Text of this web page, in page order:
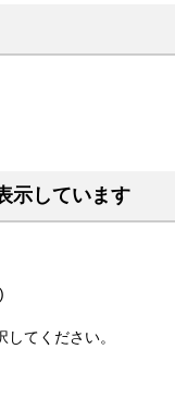
示しています
てください。